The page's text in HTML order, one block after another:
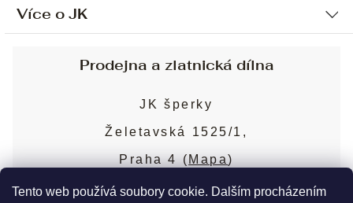
Tento web používá soubory cookie. Dalším procházením
Ochrana osobních údajů
Sjednání osobní schůzky
Obchodní podmínky
Puncovní značky
Více o JK
Blog
Nejčastější dotazy
Prodejna a zlatnická dílna
JK šperky
Želetavská 1525/1,
Praha 4 (Mapa)
Více o prodejně